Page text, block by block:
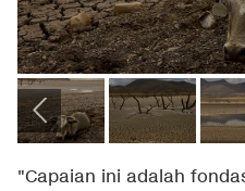
"Capaian ini adalah